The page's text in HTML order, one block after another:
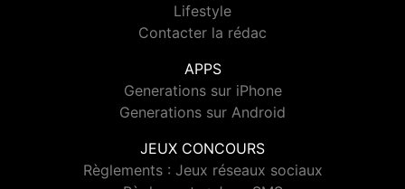
Lifestyle
Contacter la rédac
APPS
Generations sur iPhone
Generations sur Android
JEUX CONCOURS
Règlements : Jeux réseaux sociaux